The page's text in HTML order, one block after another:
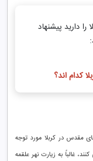
دارید پیشنهاد
کدام اند؟
مقدس در کربلا مورد توجه
غالباً به زیارت نهر علقمه